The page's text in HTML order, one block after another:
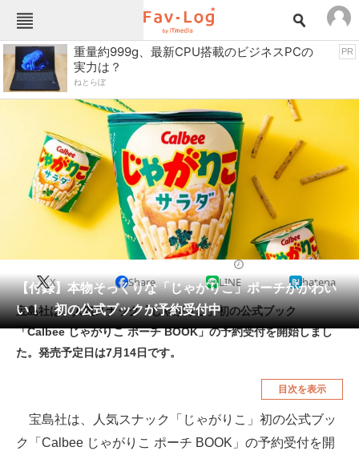
Fav-Logカテゴリー一覧
TOP
インテリア・収納 おもちゃ・ホビー
キッチン家電
キッチン用品 ゲーム
コンテンツ・サービス スイーツ・お菓子
スポーツ・レジャー スマホ・携帯電話
ファッション
ペット 家電
工具・DIY 本・DVD・CD
生活家電
腕時計 車・バイク
釣り具・釣り用品 食品・飲料・お酒
重量約999g、最新CPU搭載のビジネスPCの
実力は？
ねとらぼ
PR
【付録】本物そっくりな「じゃがりこ」ポーチがかわい
い！ 初の公式ブックが予約受付中
X Share LINE hatena
宝島社は、人気スナック「じゃがりこ」初の公式ブック
「Calbee じゃがりこ ポーチ BOOK」の予約受付を開始しまし
た。発売予定日は7月14日です。
目次を表示
宝島社は、人気スナック「じゃがりこ」初の公式ブッ
ク「Calbee じゃがりこ ポーチ BOOK」の予約受付を開